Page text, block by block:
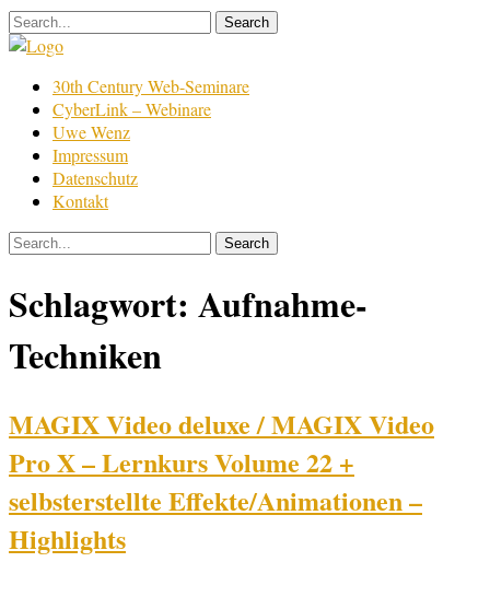
Skip
to
Film
Bearbeitung
30th Century Web-Seminare
CyberLink – Webinare
Uwe Wenz
Impressum
Datenschutz
Kontakt
Schlagwort: Aufnahme-
Techniken
MAGIX Video deluxe / MAGIX Video
Pro X – Lernkurs Volume 22 +
selbsterstellte Effekte/Animationen –
Highlights